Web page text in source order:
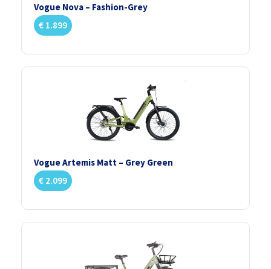
Vogue Nova – Fashion-Grey
€ 1.899
Vogue Artemis Matt – Grey Green
€ 2.099